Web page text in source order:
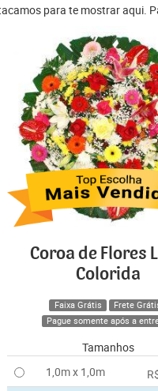
para te mostrar aqui.
Coroa de Flores
Colorida
Faixa Grátis
Frete
Pague somente após a
Tamanhos
1,0m x 1,0m